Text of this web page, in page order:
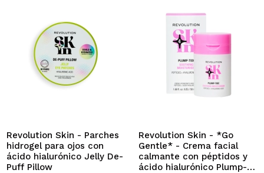
Revolution Skin - Parches
hidrogel para ojos con
ácido hialurónico Jelly De-
Puff Pillow
Revolution Skin - *Go
Gentle* - Crema facial
calmante con péptidos y
ácido hialurónico Plump-